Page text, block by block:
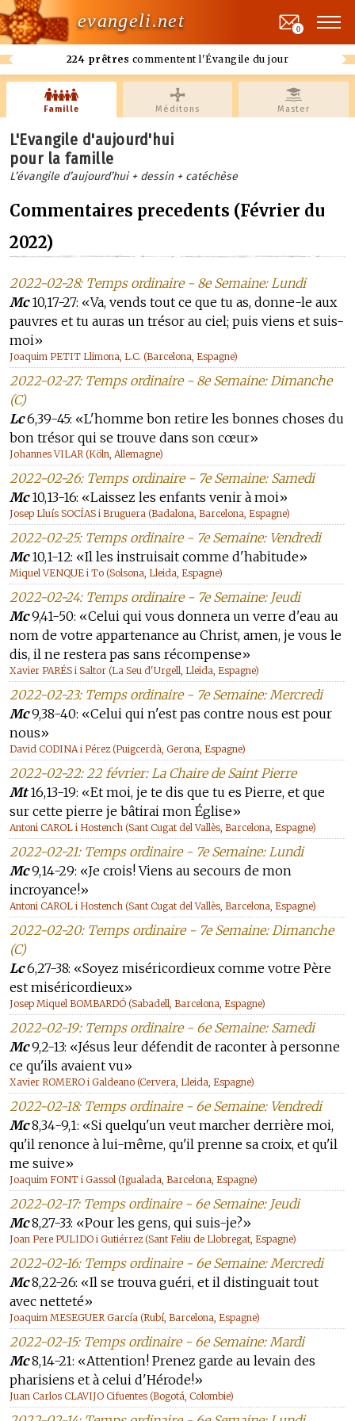
evangeli.net
224 prêtres commentent l'Évangile du jour
0
Famille Méditons Master
L'Evangile d'aujourd'hui
pour la famille
L’évangile d’aujourd’hui + dessin + catéchèse
Commentaires precedents (Février du
2022)
2022-02-28: Temps ordinaire - 8e Semaine: Lundi
Mc10,17-27: «Va, vends tout ce que tu as, donne-le aux
pauvres et tu auras un trésor au ciel; puis viens et suis-
moi»
Joaquim PETIT Llimona, L.C. (Barcelona, Espagne)
2022-02-27: Temps ordinaire - 8e Semaine: Dimanche
(C)
Lc6,39-45: «L'homme bon retire les bonnes choses du
bon trésor qui se trouve dans son cœur»
Johannes VILAR (Köln, Allemagne)
2022-02-26: Temps ordinaire - 7e Semaine: Samedi
Mc10,13-16: «Laissez les enfants venir à moi»
Josep Lluís SOCÍAS i Bruguera (Badalona, Barcelona, Espagne)
2022-02-25: Temps ordinaire - 7e Semaine: Vendredi
Mc10,1-12: «Il les instruisait comme d'habitude»
Miquel VENQUE i To (Solsona, Lleida, Espagne)
2022-02-24: Temps ordinaire - 7e Semaine: Jeudi
Mc9,41-50: «Celui qui vous donnera un verre d'eau au
nom de votre appartenance au Christ, amen, je vous le
dis, il ne restera pas sans récompense»
Xavier PARÉS i Saltor (La Seu d'Urgell, Lleida, Espagne)
2022-02-23: Temps ordinaire - 7e Semaine: Mercredi
Mc9,38-40: «Celui qui n'est pas contre nous est pour
nous»
David CODINA i Pérez (Puigcerdà, Gerona, Espagne)
2022-02-22: 22 février: La Chaire de Saint Pierre
Mt16,13-19: «Et moi, je te dis que tu es Pierre, et que
sur cette pierre je bâtirai mon Église»
Antoni CAROL i Hostench (Sant Cugat del Vallès, Barcelona, Espagne)
2022-02-21: Temps ordinaire - 7e Semaine: Lundi
Mc9,14-29: «Je crois! Viens au secours de mon
incroyance!»
Antoni CAROL i Hostench (Sant Cugat del Vallès, Barcelona, Espagne)
2022-02-20: Temps ordinaire - 7e Semaine: Dimanche
(C)
Lc6,27-38: «Soyez miséricordieux comme votre Père
est miséricordieux»
Josep Miquel BOMBARDÓ (Sabadell, Barcelona, Espagne)
2022-02-19: Temps ordinaire - 6e Semaine: Samedi
Mc9,2-13: «Jésus leur défendit de raconter à personne
ce qu'ils avaient vu»
Xavier ROMERO i Galdeano (Cervera, Lleida, Espagne)
2022-02-18: Temps ordinaire - 6e Semaine: Vendredi
Mc8,34-9,1: «Si quelqu'un veut marcher derrière moi,
qu'il renonce à lui-même, qu'il prenne sa croix, et qu'il
me suive»
Joaquim FONT i Gassol (Igualada, Barcelona, Espagne)
2022-02-17: Temps ordinaire - 6e Semaine: Jeudi
Mc8,27-33: «Pour les gens, qui suis-je?»
Joan Pere PULIDO i Gutiérrez (Sant Feliu de Llobregat, Espagne)
2022-02-16: Temps ordinaire - 6e Semaine: Mercredi
Mc8,22-26: «Il se trouva guéri, et il distinguait tout
avec netteté»
Joaquim MESEGUER García (Rubí, Barcelona, Espagne)
2022-02-15: Temps ordinaire - 6e Semaine: Mardi
Mc8,14-21: «Attention! Prenez garde au levain des
pharisiens et à celui d'Hérode!»
Juan Carlos CLAVIJO Cifuentes (Bogotá, Colombie)